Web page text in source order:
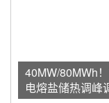
40MW/80MWh
电熔盐储热调峰